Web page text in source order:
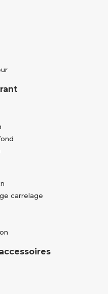
carrelage